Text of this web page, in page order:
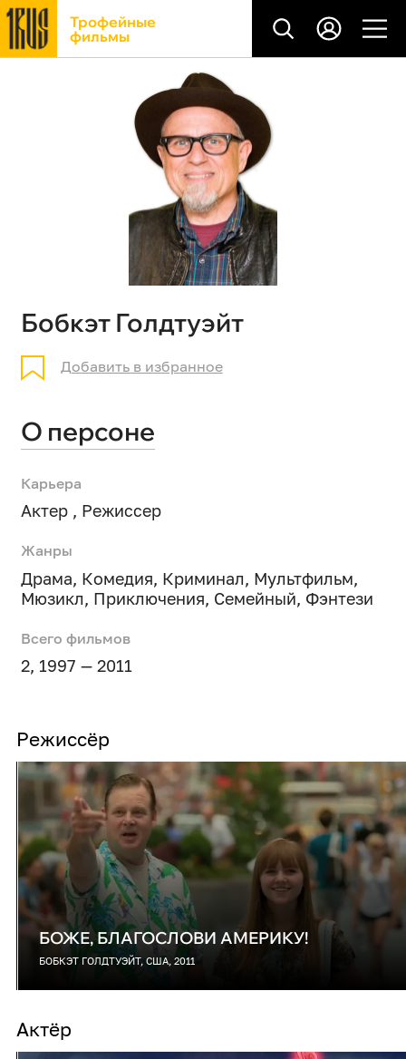
Трофейные
фильмы
Бобкэт Голдтуэйт
Добавить в избранное
О персоне
Карьера
Актер , Режиссер
Жанры
Драма, Комедия, Криминал, Мультфильм,
Мюзикл, Приключения, Семейный, Фэнтези
Всего фильмов
2, 1997 — 2011
Режиссёр
БОЖЕ, БЛАГОСЛОВИ АМЕРИКУ!
БОБКЭТ ГОЛДТУЭЙТ, США, 2011
Актёр